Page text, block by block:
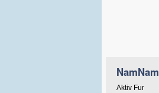
NamNam
Aktiv Fur